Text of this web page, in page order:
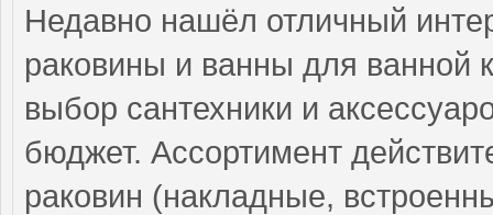
Недавно нашёл отличный
раковины и ванны для ванной
выбор сантехники и
бюджет. Ассортимент
раковин (накладные,